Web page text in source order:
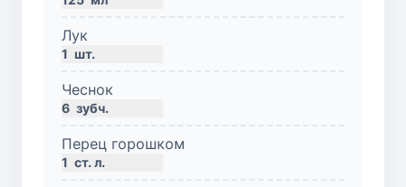
Лук
1 шт.
Чеснок
6 зубч.
Перец горошком
1 ст. л.